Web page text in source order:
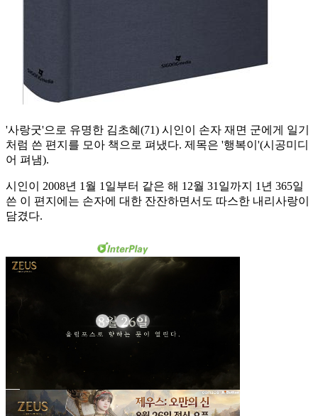
'사랑굿'으로 유명한 김초혜(71) 시인이 손자 재면 군에게 일기
처럼 쓴 편지를 모아 책으로 펴냈다. 제목은 '행복이'(시공미디
어 펴냄).
시인이 2008년 1월 1일부터 같은 해 12월 31일까지 1년 365일
쓴 이 편지에는 손자에 대한 잔잔하면서도 따스한 내리사랑이
담겼다.